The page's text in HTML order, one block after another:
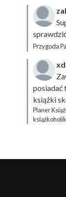
Przygoda
posiadać
książki
Planer